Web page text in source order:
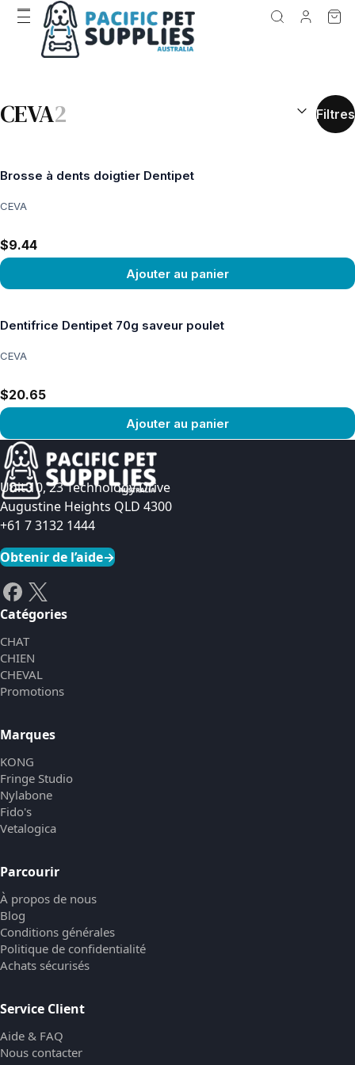
CEVA2 RÉSULTATS
Filtres
Brosse à dents doigtier Dentipet
CEVA
$9.44
Ajouter au panier
Dentifrice Dentipet 70g saveur poulet
CEVA
$20.65
Ajouter au panier
Voir le produit
Unit 10, 23 Technology Drive
Augustine Heights QLD 4300
+61 7 3132 1444
Obtenir de l’aide→
Catégories
CHAT
CHIEN
CHEVAL
Promotions
Marques
KONG
Fringe Studio
Nylabone
Fido's
Vetalogica
Parcourir
À propos de nous
Blog
Conditions générales
Politique de confidentialité
Achats sécurisés
Service Client
Aide & FAQ
Nous contacter